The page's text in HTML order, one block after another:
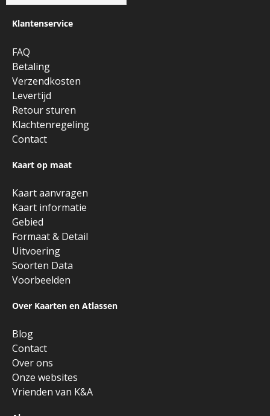
Klantenservice
FAQ
Betaling
Verzendkosten
Levertijd
Retour sturen
Klachtenregeling
Contact
Kaart op maat
Kaart aanvragen
Kaart informatie
Gebied
Formaat & Detail
Uitvoering
Soorten Data
Voorbeelden
Over Kaarten en Atlassen
Blog
Contact
Over ons
Onze websites
Vrienden van K&A